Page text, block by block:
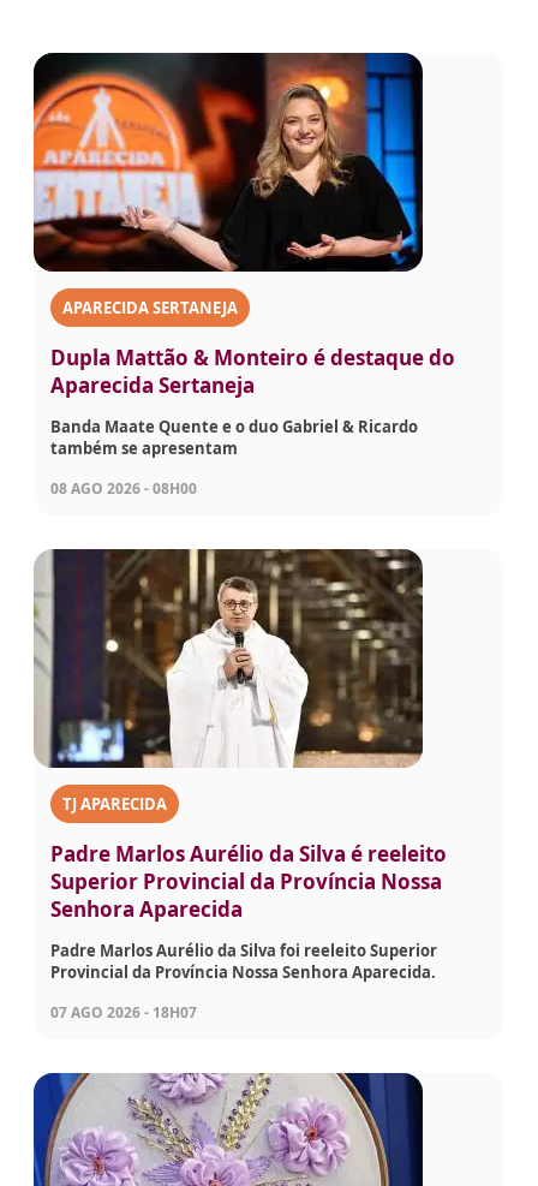
APARECIDA SERTANEJA
Dupla Mattão & Monteiro é destaque do
Aparecida Sertaneja
Banda Maate Quente e o duo Gabriel & Ricardo
também se apresentam
08 AGO 2026 - 08H00
TJ APARECIDA
Padre Marlos Aurélio da Silva é reeleito
Superior Provincial da Província Nossa
Senhora Aparecida
Padre Marlos Aurélio da Silva foi reeleito Superior
Provincial da Província Nossa Senhora Aparecida.
07 AGO 2026 - 18H07